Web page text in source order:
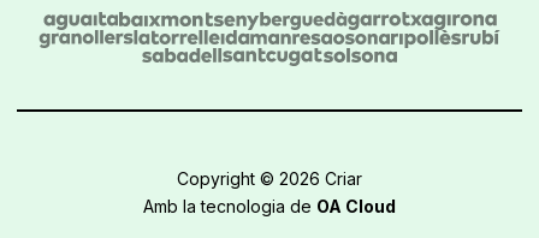
Copyright © 2026 Criar
Amb la tecnologia de OA Cloud